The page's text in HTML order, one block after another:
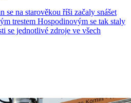
se na starověkou říši začaly snášet
trestem Hospodinovým se tak staly
se jednotlivé zdroje ve všech